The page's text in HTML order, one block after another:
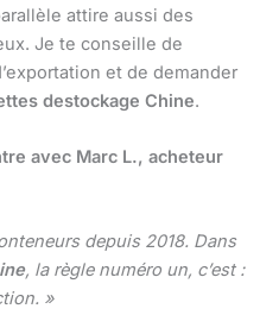
attire aussi des
Je te conseille de
et de demander
destockage Chine.
avec Marc L., acheteur
depuis 2018. Dans
, la règle numéro un, c’est :
»